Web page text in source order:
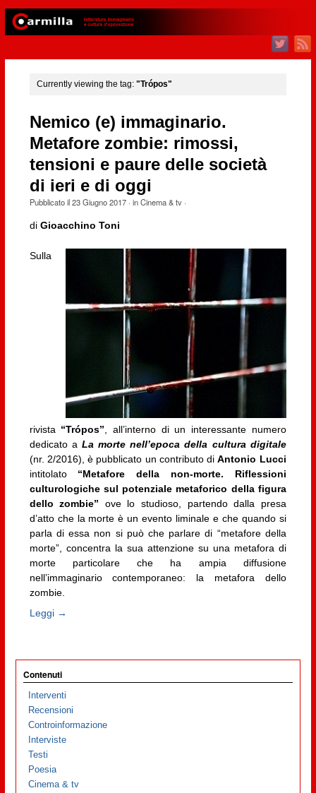
Currently viewing the tag: "Trópos"
Nemico (e) immaginario.
Metafore zombie: rimossi,
tensioni e paure delle società
di ieri e di oggi
Pubblicato il23 Giugno 2017· inCinema & tv·
di Gioacchino Toni
Sulla
rivista “Trópos” , all’interno di un interessante numero
dedicato a La morte nell’epoca della cultura digitale
(nr. 2/2016), è pubblicato un contributo diAntonio Lucci
intitolato “Metafore della non-morte. Riflessioni
culturologiche sul potenziale metaforico della figura
dello zombie” ove lo studioso, partendo dalla presa
d’atto che la morte è un evento liminale e che quando si
parla di essa non si può che parlare di “metafore della
morte”, concentra la sua attenzione su una metafora di
morte particolare che ha ampia diffusione
nell’immaginario contemporaneo: la metafora dello
zombie.
Leggi →
Contenuti
Interventi
Recensioni
Controinformazione
Interviste
Testi
Poesia
Cinema & tv